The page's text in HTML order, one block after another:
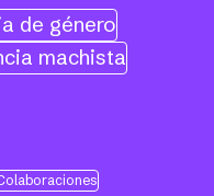
de género
machista